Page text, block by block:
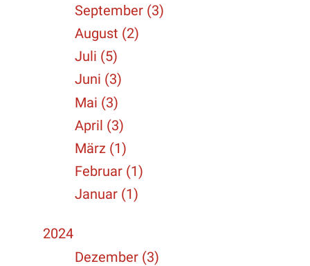
September (3)
August (2)
Juli (5)
Juni (3)
Mai (3)
April (3)
März (1)
Februar (1)
Januar (1)
2024
Dezember (3)